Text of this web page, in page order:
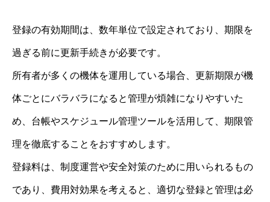
登録の有効期間は、数年単位で設定されており、期限を
過ぎる前に更新手続きが必要です。
所有者が多くの機体を運用している場合、更新期限が機
体ごとにバラバラになると管理が煩雑になりやすいた
め、台帳やスケジュール管理ツールを活用して、期限管
理を徹底することをおすすめします。
登録料は、制度運営や安全対策のために用いられるもの
であり、費用対効果を考えると、適切な登録と管理は必